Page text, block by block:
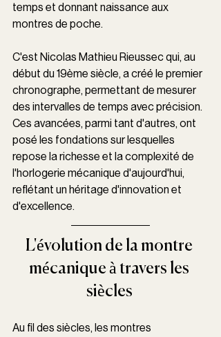
temps et donnant naissance aux
montres de poche.
C'est Nicolas Mathieu Rieussec qui, au
début du 19ème siècle, a créé le premier
chronographe, permettant de mesurer
des intervalles de temps avec précision.
Ces avancées, parmi tant d'autres, ont
posé les fondations sur lesquelles
repose la richesse et la complexité de
l'horlogerie mécanique d'aujourd'hui,
reflétant un héritage d'innovation et
d'excellence.
L'évolution de la montre
mécanique à travers les
siècles
Au fil des siècles, les montres